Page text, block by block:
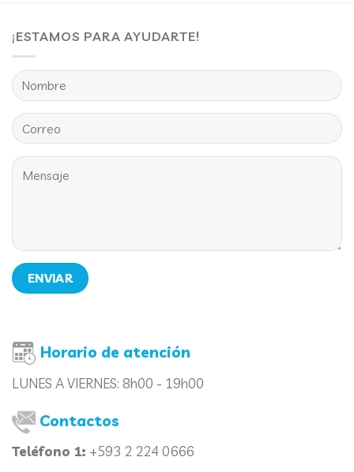
¡ESTAMOS PARA AYUDARTE!
Horario de atención
LUNES A VIERNES: 8h00 - 19h00
Contactos
Teléfono 1: +593 2 224 0666